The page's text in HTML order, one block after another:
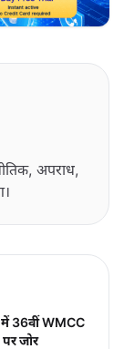
अपराध,
में 36वीं WMCC
जोर